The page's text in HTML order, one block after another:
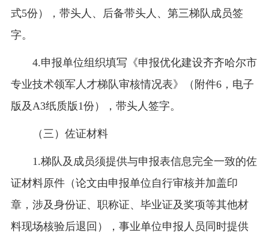
式5份），带头人、后备带头人、第三梯队成员签
字。
4.申报单位组织填写《申报优化建设齐齐哈尔市
专业技术领军人才梯队审核情况表》（附件6，电子
版及A3纸质版1份），带头人签字。
（三）佐证材料
1.梯队及成员须提供与申报表信息完全一致的佐
证材料原件（论文由申报单位自行审核并加盖印
章，涉及身份证、职称证、毕业证及奖项等其他材
料现场核验后退回），事业单位申报人员同时提供